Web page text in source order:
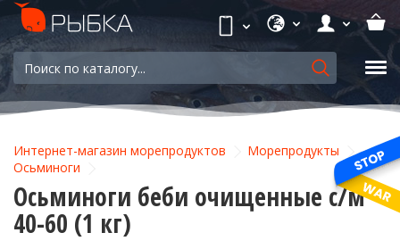
Интернет-магазин морепродуктов
Морепродукты
Осьминоги
Осьминоги беби очищенные с/м
40-60 (1 кг)